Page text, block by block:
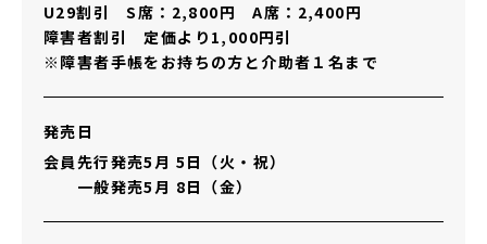
U29割引 S席：2,800円 A席：2,400円
障害者割引 定価より1,000円引
※障害者手帳をお持ちの方と介助者１名まで
発売日
会員先行発売5月 5日（火・祝）
一般発売5月 8日（金）